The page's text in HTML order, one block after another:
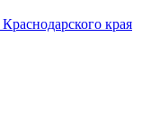
края